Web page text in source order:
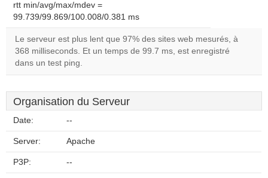
rtt min/avg/max/mdev =
99.739/99.869/100.008/0.381 ms
Le serveur est plus lent que 97% des sites web mesurés, à
368 milliseconds. Et un temps de 99.7 ms, est enregistré
dans un test ping.
Organisation du Serveur
Date: --
Server: Apache
P3P: --